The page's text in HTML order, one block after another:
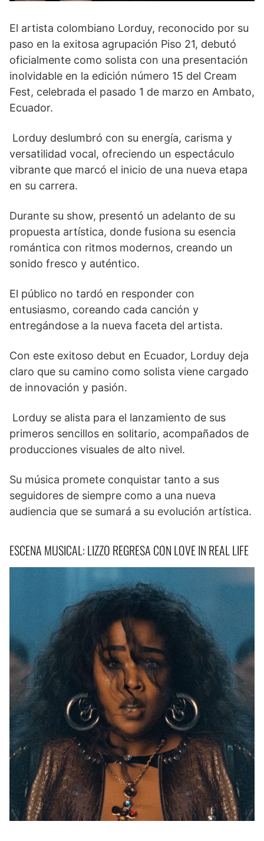
El artista colombiano Lorduy, reconocido por su
paso en la exitosa agrupación Piso 21, debutó
oficialmente como solista con una presentación
inolvidable en la edición número 15 del Cream
Fest, celebrada el pasado 1 de marzo en Ambato,
Ecuador.
Lorduy deslumbró con su energía, carisma y
versatilidad vocal, ofreciendo un espectáculo
vibrante que marcó el inicio de una nueva etapa
en su carrera.
Durante su show, presentó un adelanto de su
propuesta artística, donde fusiona su esencia
romántica con ritmos modernos, creando un
sonido fresco y auténtico.
El público no tardó en responder con
entusiasmo, coreando cada canción y
entregándose a la nueva faceta del artista.
Con este exitoso debut en Ecuador, Lorduy deja
claro que su camino como solista viene cargado
de innovación y pasión.
Lorduy se alista para el lanzamiento de sus
primeros sencillos en solitario, acompañados de
producciones visuales de alto nivel.
Su música promete conquistar tanto a sus
seguidores de siempre como a una nueva
audiencia que se sumará a su evolución artística.
ESCENA MUSICAL: LIZZO REGRESA CON LOVE IN REAL LIFE